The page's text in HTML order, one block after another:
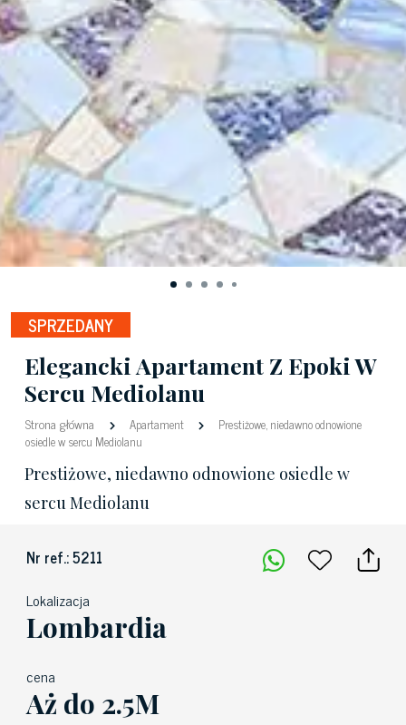
SPRZEDANY
Elegancki Apartament Z Epoki W
Sercu Mediolanu
Strona główna Apartament
Prestiżowe, niedawno odnowione
osiedle w sercu Mediolanu
Prestiżowe, niedawno odnowione osiedle w
sercu Mediolanu
Nr ref.: 5211
Lokalizacja
Lombardia
cena
Aż do 2.5M